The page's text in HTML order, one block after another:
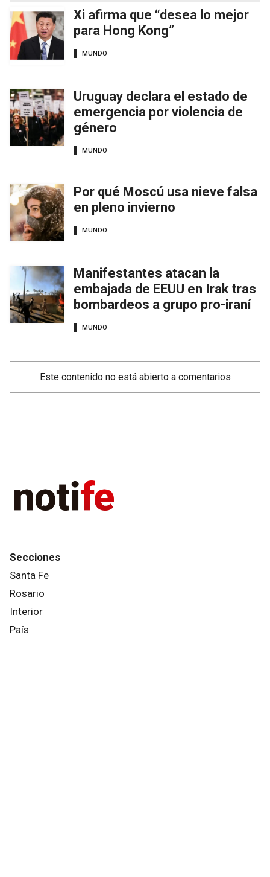
Xi afirma que “desea lo mejor
para Hong Kong”
MUNDO
Uruguay declara el estado de
emergencia por violencia de
género
MUNDO
Por qué Moscú usa nieve falsa
en pleno invierno
MUNDO
Manifestantes atacan la
embajada de EEUU en Irak tras
bombardeos a grupo pro-iraní
MUNDO
Este contenido no está abierto a comentarios
Secciones
Santa Fe
Rosario
Interior
País